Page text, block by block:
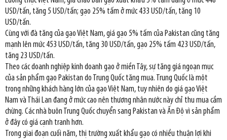
USD/tấn, tăng 5 USD/tấn; gạo 25% tấm ở mức 433 USD/tấn, tăng 10
USD/tấn.
Cùng với đà tăng của gạo Việt Nam, giá gạo 5% tấm của Pakistan cũng tăng
mạnh lên mức 453 USD/tấn, tăng 30 USD/tấn, gạo 25% tấm 423 USD/tấn,
tăng 23 USD/tấn.
Theo các doanh nghiệp kinh doanh gạo ở miền Tây, sự tăng giá ngoạn mục
của sản phẩm gạo Pakistan do Trung Quốc tăng mua. Trung Quốc là một
trong những khách hàng lớn của gạo Việt Nam, tuy nhiên do giá gạo Việt
Nam và Thái Lan đang ở mức cao nên thương nhân nước này chỉ thu mua cầm
chừng. Các nhà buôn Trung Quốc chuyển sang Pakistan và Ấn Độ vì sản phẩm
ở đây có giá cạnh tranh hơn.
Trong giai đoạn cuối năm, thị trường xuất khẩu gạo có nhiều thuận lợi khi